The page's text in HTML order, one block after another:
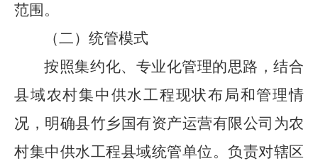
范围。
（二）统管模式
按照集约化、专业化管理的思路，结合
县域农村集中供水工程现状布局和管理情
况，明确县竹乡国有资产运营有限公司为农
村集中供水工程县域统管单位。负责对辖区